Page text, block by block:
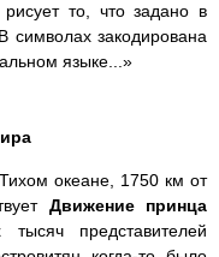
то, что задано в
символах закодирована
языке...»
океане, 1750 км от
Движение принца
представителей